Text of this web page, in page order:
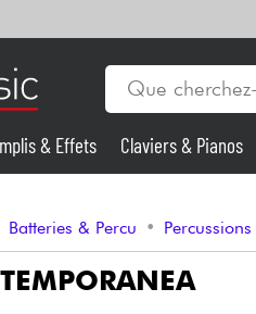
& Effets Claviers & Pianos
Batteries & Percu • Percussions